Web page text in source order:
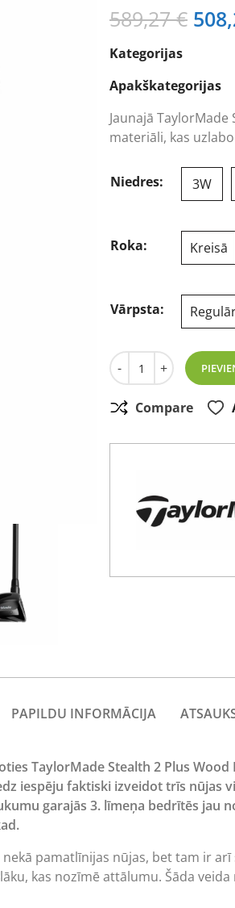
589,27€
Kategorijas
Apakškategorijas
Jaunajā
materiāli, kas
Niedres: 3W
Roka: Kreisā
Vārpsta:
-
TaylorMade
+
Compare
PAPILDU INFORMĀCIJA
TaylorMade Stealth 2 Plus
iespēju faktiski izveidot trīs nūjas
garajās 3. līmeņa bedrītēs jau
pamatlīnijas nūjas, bet tam ir
kas nozīmē attālumu. Šāda